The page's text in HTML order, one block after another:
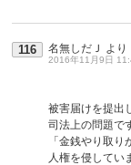
116 名無しだＪ より
2016年11月9日
被害届けを提出
司法上の問題で
「金銭やり取
人権を侵してい